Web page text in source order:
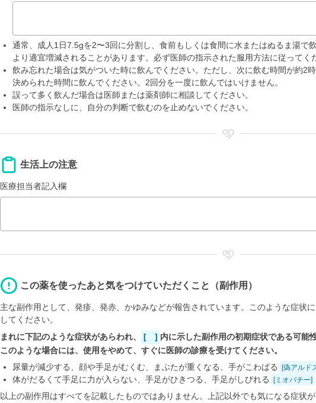
通常、成人1日7.5gを2〜3回に分割し、食前もしくは食間に水またはぬるま湯で
より適宜増減されることがあります。必ず医師の指示された服用方法に従ってく
飲み忘れた場合は気がついた時に飲んでください。ただし、次に飲む時間が約2
決められた時間に飲んでください。2回分を一度に飲んではいけません。
誤って多く飲んだ場合は医師または薬剤師に相談してください。
医師の指示なしに、自分の判断で飲むのを止めないでください。
生活上の注意
医療担当者記入欄
この薬を使ったあと気をつけていただくこと（副作用）
主な副作用として、発疹、発赤、かゆみなどが報告されています。このような症状
してください。
まれに下記のような症状があらわれ、
[ ] 内に示した副作用の初期症状である可能
このような場合には、使用をやめて、すぐに医師の診療を受けてください。
尿量が減少する、顔や手足がむくむ、まぶたが重くなる、手がこわばる [偽アルド
体がだるくて手足に力が入らない、手足がひきつる、手足がしびれる [ミオパチー]
以上の副作用はすべてを記載したものではありません。上記以外でも気になる症状